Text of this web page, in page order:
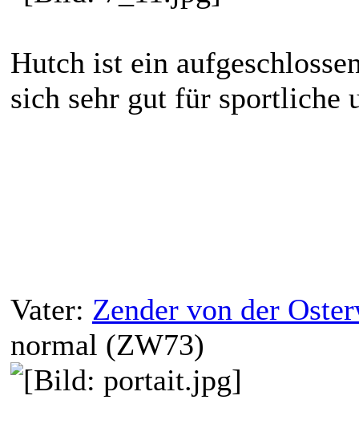
Hutch ist ein
sich sehr gut für sportliche
Vater: Zender von der
normal (ZW73)